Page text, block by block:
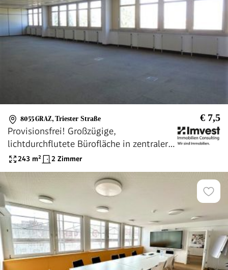
8055 GRAZ, Triester Straße € 7,5
Provisionsfrei! Großzügige,
lichtdurchflutete Bürofläche in zentraler
und frequentierter Lage im Grazer Bezirk
243 m² 2 Zimmer